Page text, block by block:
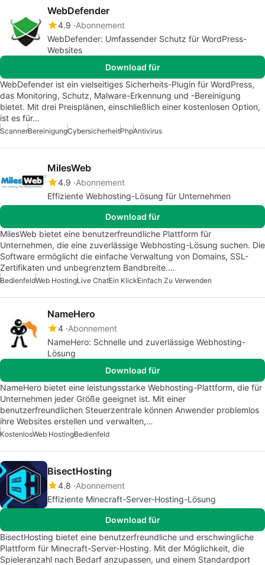
WebDefender
4.9 Abonnement
WebDefender: Umfassender Schutz für WordPress-
Websites
Download für
WebDefender ist ein vielseitiges Sicherheits-Plugin für WordPress,
das Monitoring, Schutz, Malware-Erkennung und -Bereinigung
bietet. Mit drei Preisplänen, einschließlich einer kostenlosen Option,
ist es für…
ScannerBereinigungCybersicherheitPhpAntivirus
MilesWeb
4.9 Abonnement
Effiziente Webhosting-Lösung für Unternehmen
Download für
MilesWeb bietet eine benutzerfreundliche Plattform für
Unternehmen, die eine zuverlässige Webhosting-Lösung suchen. Die
Software ermöglicht die einfache Verwaltung von Domains, SSL-
Zertifikaten und unbegrenztem Bandbreite.…
BedienfeldWeb HostingLive ChatEin KlickEinfach Zu Verwenden
NameHero
4 Abonnement
NameHero: Schnelle und zuverlässige Webhosting-
Lösung
Download für
NameHero bietet eine leistungsstarke Webhosting-Plattform, die für
Unternehmen jeder Größe geeignet ist. Mit einer
benutzerfreundlichen Steuerzentrale können Anwender problemlos
ihre Websites erstellen und verwalten,…
KostenlosWeb HostingBedienfeld
BisectHosting
4.8 Abonnement
Effiziente Minecraft-Server-Hosting-Lösung
Download für
BisectHosting bietet eine benutzerfreundliche und erschwingliche
Plattform für Minecraft-Server-Hosting. Mit der Möglichkeit, die
Spieleranzahl nach Bedarf anzupassen, und einem Standardport